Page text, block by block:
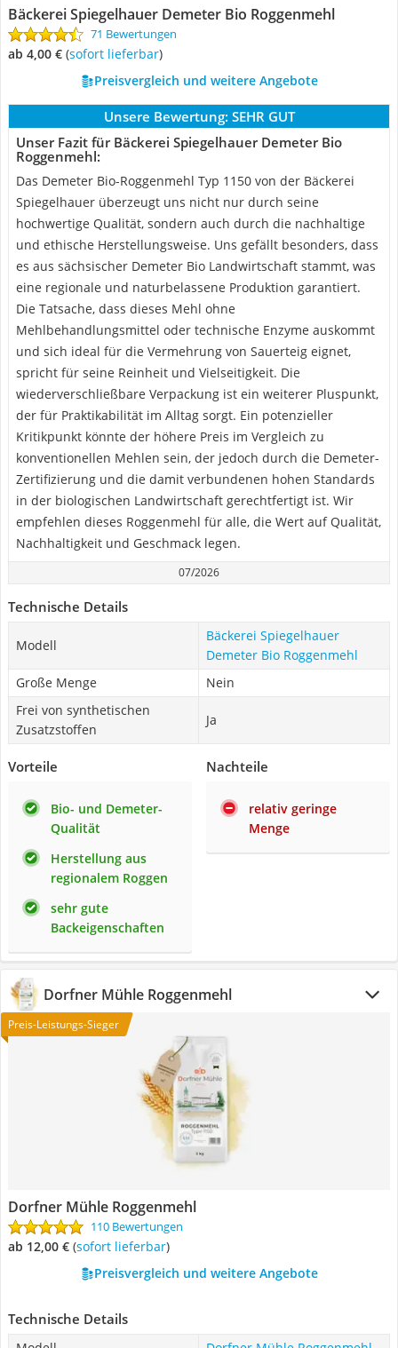
Bäckerei Spiegelhauer Demeter Bio Roggenmehl
71 Bewertungen
ab 4,00 € ( Sofort lieferbar)
Preisvergleich und weitere Angebote
Unsere Bewertung: SEHR GUT
Unser Fazit für Bäckerei Spiegelhauer Demeter Bio
Roggenmehl:
Das Demeter Bio-Roggenmehl Typ 1150 von der Bäckerei
Spiegelhauer überzeugt uns nicht nur durch seine
hochwertige Qualität, sondern auch durch die nachhaltige
und ethische Herstellungsweise. Uns gefällt besonders, dass
es aus sächsischer Demeter Bio Landwirtschaft stammt, was
eine regionale und naturbelassene Produktion garantiert.
Die Tatsache, dass dieses Mehl ohne
Mehlbehandlungsmittel oder technische Enzyme auskommt
und sich ideal für die Vermehrung von Sauerteig eignet,
spricht für seine Reinheit und Vielseitigkeit. Die
wiederverschließbare Verpackung ist ein weiterer Pluspunkt,
der für Praktikabilität im Alltag sorgt. Ein potenzieller
Kritikpunkt könnte der höhere Preis im Vergleich zu
konventionellen Mehlen sein, der jedoch durch die Demeter-
Zertifizierung und die damit verbundenen hohen Standards
in der biologischen Landwirtschaft gerechtfertigt ist. Wir
empfehlen dieses Roggenmehl für alle, die Wert auf Qualität,
Nachhaltigkeit und Geschmack legen.
07/2026
Technische Details
Modell
Bäckerei Spiegelhauer
Demeter Bio Roggenmehl
Große Menge
Nein
Frei von synthetischen
Zusatzstoffen
Ja
Vorteile
Bio- und Demeter-
Qualität
Herstellung aus
regionalem Roggen
sehr gute
Backeigenschaften
Nachteile
relativ geringe
Menge
Dorfner Mühle Roggenmehl
Preis-Leistungs-Sieger
Dorfner Mühle Roggenmehl
110 Bewertungen
ab 12,00 € ( Sofort lieferbar)
Preisvergleich und weitere Angebote
Technische Details